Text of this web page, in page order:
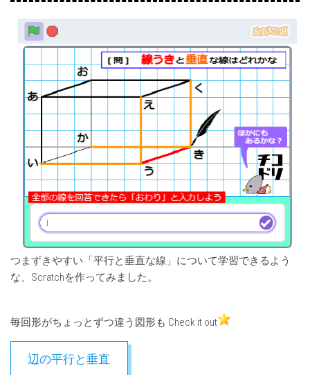
つまずきやすい「平行と垂直な線」について学習できるよう
な、Scratchを作ってみました。
毎回形がちょっとずつ違う図形も Check it out
辺の平行と垂直